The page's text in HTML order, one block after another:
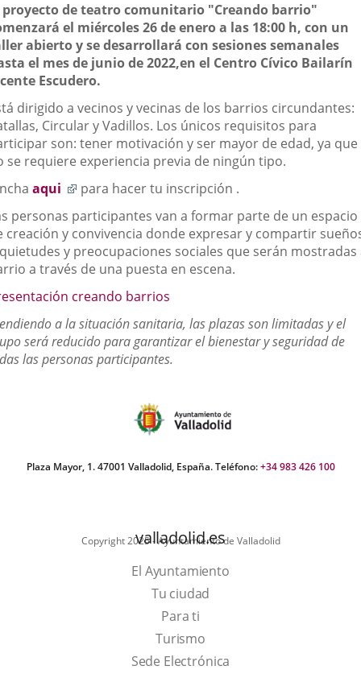
proyecto de teatro comunitario "Creando barrio"
el miércoles 26 de enero a las 18:00 h, con un
abierto y se desarrollará con sesiones semanales
el mes de junio de 2022,en el Centro Cívico Bailarín
Escudero.
dirigido a vecinos y vecinas de los barrios circundantes:
Circular y Vadillos. Los únicos requisitos para
son: tener motivación y ser mayor de edad, ya que
se requiere experiencia previa de ningún tipo.
aqui
Enlace
una
aplicación
externa.
para hacer tu inscripción .
personas participantes van a formar parte de un espacio
creación y convivencia donde expresar y compartir
y preocupaciones sociales que serán mostradas
a través de una puesta en escena.
creando barrios
una
aplicación
externa.
a la situación sanitaria, las plazas son limitadas y el
será reducido para garantizar el bienestar y seguridad de
las personas participantes.
Plaza Mayor, 1. 47001 Valladolid, España. Teléfono:+34 983 426 100
Copyright 2025 - Ayuntamiento de Valladolid
valladolid.es
El Ayuntamiento
Tu ciudad
Para ti
TurismoThis
link
Sede Electrónica